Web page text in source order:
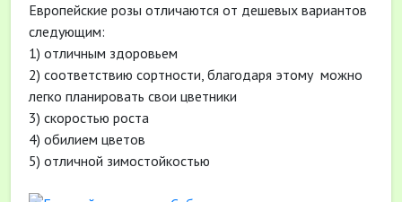
Европейские розы отличаются от дешевых вариантов
следующим:
1) отличным здоровьем
2) соответствию сортности, благодаря этому можно
легко планировать свои цветники
3) скоростью роста
4) обилием цветов
5) отличной зимостойкостью